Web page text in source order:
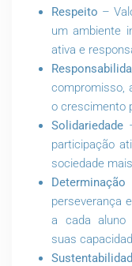
Respeito –
um ambiente
ativa e
compromisso,
o crescimento
Solidariedade
participação
sociedade
Determinação
perseverança
a cada aluno
suas